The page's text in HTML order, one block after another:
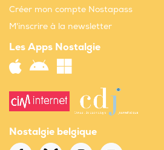
Créer mon compte Nostapass
M'inscrire à la newsletter
Les Apps Nostalgie
Nostalgie belgique